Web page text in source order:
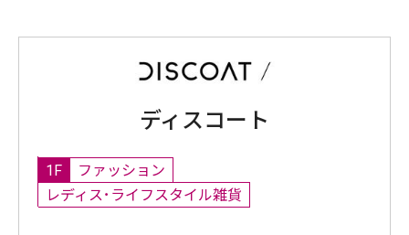
ディスコート
1F
ファッション
レディス･ライフスタイル雑貨